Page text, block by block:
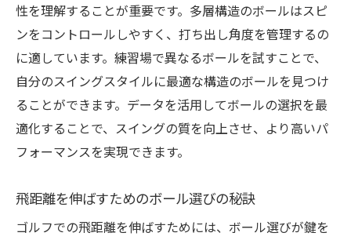
性を理解することが重要です。多層構造のボールはスピ
ンをコントロールしやすく、打ち出し角度を管理するの
に適しています。練習場で異なるボールを試すことで、
自分のスイングスタイルに最適な構造のボールを見つけ
ることができます。データを活用してボールの選択を最
適化することで、スイングの質を向上させ、より高いパ
フォーマンスを実現できます。
飛距離を伸ばすためのボール選びの秘訣
ゴルフでの飛距離を伸ばすためには、ボール選びが鍵を